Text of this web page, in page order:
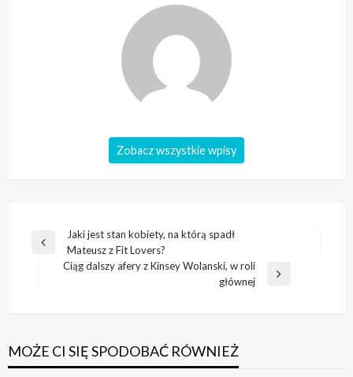
Zobacz wszystkie wpisy
Nawigacja
wpisu
Poprzedni
Jaki jest stan kobiety, na którą spadł
Mateusz z Fit Lovers?
Ciąg dalszy afery z Kinsey Wolanski, w roli
głównej
MOŻE CI SIĘ SPODOBAĆ RÓWNIEŻ